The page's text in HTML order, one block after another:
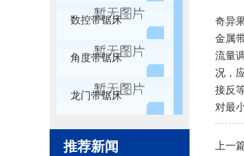
数控带锯床
角度带锯床
龙门带锯床
推荐新闻
奇异
金属
流量
况，
接反
对最
上一